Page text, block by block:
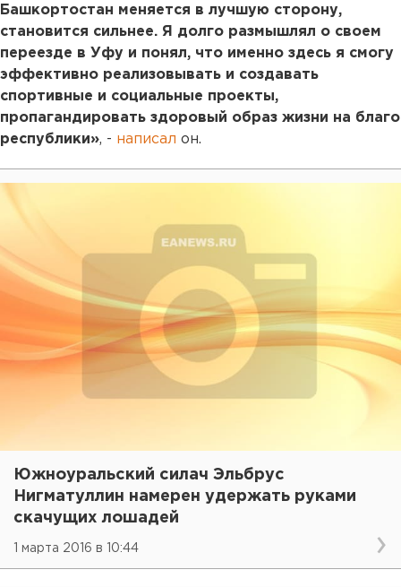
Башкортостан меняется в лучшую сторону,
становится сильнее. Я долго размышлял о своем
переезде в Уфу и понял, что именно здесь я смогу
эффективно реализовывать и создавать
спортивные и социальные проекты,
пропагандировать здоровый образ жизни на благо
республики», - написал он.
Южноуральский силач Эльбрус
Нигматуллин намерен удержать руками
скачущих лошадей
1 марта 2016 в 10:44